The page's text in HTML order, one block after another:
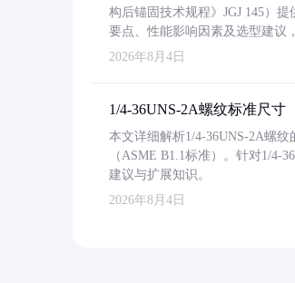
构后锚固技术规程》JGJ 145）
要点、性能影响因素及选型建议
2026年8月4日
1/4-36UNS-2A螺纹标准尺寸
本文详细解析1/4-36UNS-2A螺
（ASME B1.1标准）。针对1/4-
建议与扩展知识。
2026年8月4日